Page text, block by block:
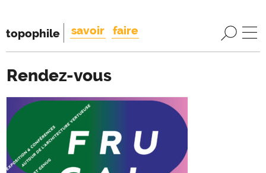
topophile savoir faire
Rendez-vous